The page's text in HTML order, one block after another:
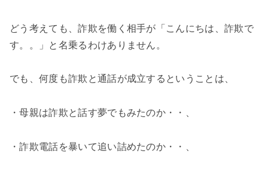
どう考えても、詐欺を働く相手が「こんにちは、詐欺で
す。。」と名乗るわけありません。
でも、何度も詐欺と通話が成立するということは、
・母親は詐欺と話す夢でもみたのか・・、
・詐欺電話を暴いて追い詰めたのか・・、